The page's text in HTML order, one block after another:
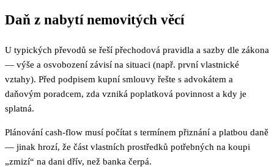
Daň z nabytí nemovitých věcí
U typických převodů se řeší přechodová pravidla a sazby dle zákona
— výše a osvobození závisí na situaci (např. první vlastnické
vztahy). Před podpisem kupní smlouvy řešte s advokátem a
daňovým poradcem, zda vzniká poplatková povinnost a kdy je
splatná.
Plánování cash-flow musí počítat s termínem přiznání a platbou daně
— jinak hrozí, že část vlastních prostředků potřebných na koupi
„zmizí“ na dani dřív, než banka čerpá.